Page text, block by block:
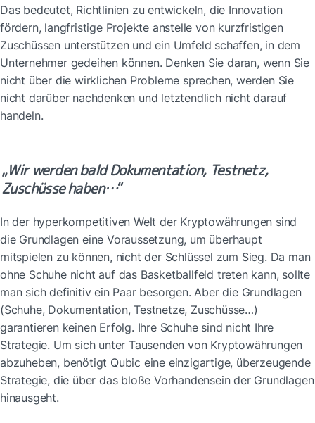
Das bedeutet, Richtlinien zu entwickeln, die Innovation
fördern, langfristige Projekte anstelle von kurzfristigen
Zuschüssen unterstützen und ein Umfeld schaffen, in dem
Unternehmer gedeihen können. Denken Sie daran, wenn Sie
nicht über die wirklichen Probleme sprechen, werden Sie
nicht darüber nachdenken und letztendlich nicht darauf
handeln.
„Wir werden bald Dokumentation, Testnetz,
Zuschüsse haben…“
In der hyperkompetitiven Welt der Kryptowährungen sind
die Grundlagen eine Voraussetzung, um überhaupt
mitspielen zu können, nicht der Schlüssel zum Sieg. Da man
ohne Schuhe nicht auf das Basketballfeld treten kann, sollte
man sich definitiv ein Paar besorgen. Aber die Grundlagen
(Schuhe, Dokumentation, Testnetze, Zuschüsse…)
garantieren keinen Erfolg. Ihre Schuhe sind nicht Ihre
Strategie. Um sich unter Tausenden von Kryptowährungen
abzuheben, benötigt Qubic eine einzigartige, überzeugende
Strategie, die über das bloße Vorhandensein der Grundlagen
hinausgeht.